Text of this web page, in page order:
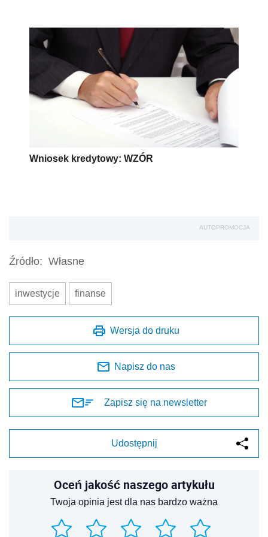
Wniosek kredytowy: WZÓR
AUTOPROMOCJA
Źródło: Własne
inwestycje finanse
Wersja do druku
Napisz do nas
Zapisz się na newsletter
Udostępnij
Oceń jakość naszego artykułu
Twoja opinia jest dla nas bardzo ważna